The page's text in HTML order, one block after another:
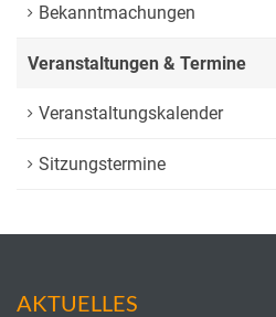
Bekanntmachungen
Veranstaltungen & Termine
Veranstaltungskalender
Sitzungstermine
AKTUELLES